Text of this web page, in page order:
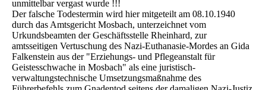
unmittelbar vergast wurde !!!
Der falsche Todestermin wird hier mitgeteilt am 08.10.1940
durch das Amtsgericht Mosbach, unterzeichnet vom
Urkundsbeamten der Geschäftsstelle Rheinhard, zur
amtsseitigen Vertuschung des Nazi-Euthanasie-Mordes an Gida
Falkenstein aus der "Erziehungs- und Pflegeanstalt für
Geistesschwache in Mosbach" als eine juristisch-
verwaltungstechnische Umsetzungsmaßnahme des